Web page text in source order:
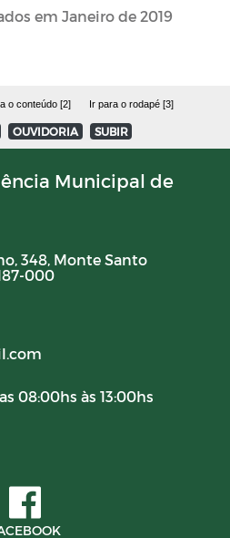
em Janeiro de 2019
o conteúdo [2] Ir para o rodapé [3]
OUVIDORIA SUBIR
Municipal de
348, Monte Santo
000
08:00hs às 13:00hs